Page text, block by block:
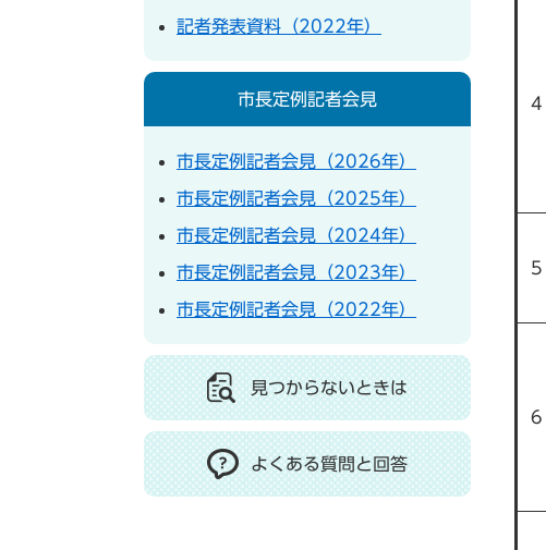
4
5
6
記者発表資料（2022年）
市長定例記者会見
市長定例記者会見（2026年）
市長定例記者会見（2025年）
市長定例記者会見（2024年）
市長定例記者会見（2023年）
市長定例記者会見（2022年）
見つからないときは
よくある質問と回答